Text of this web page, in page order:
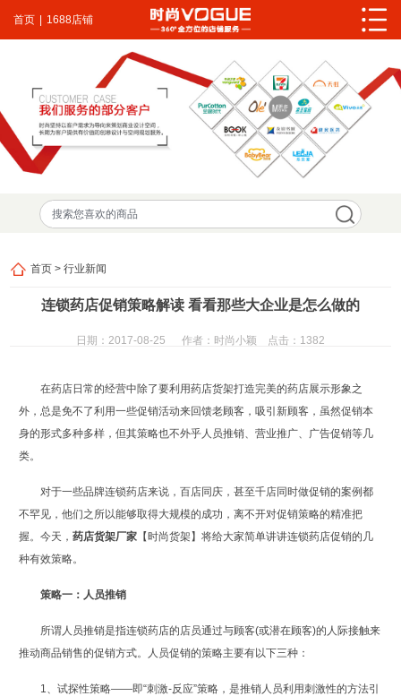
首页 1688店铺
首页 >行业新闻
连锁药店促销策略解读 看看那些大企业是怎么做的
日期：2017-08-25 作者：时尚小颖 点击： 1382
在药店日常的经营中除了要利用药店货架打造完美的药店展示形象之
外，总是免不了利用一些促销活动来回馈老顾客，吸引新顾客，虽然促销本
身的形式多种多样，但其策略也不外乎人员推销、营业推广、广告促销等几
类。
对于一些品牌连锁药店来说，百店同庆，甚至千店同时做促销的案例都
不罕见，他们之所以能够取得大规模的成功，离不开对促销策略的精准把
握。今天，药店货架厂家 【时尚货架】将给大家简单讲讲连锁药店促销的几
种有效策略。
策略一：人员推销
所谓人员推销是指连锁药店的店员通过与顾客(或潜在顾客)的人际接触来
推动商品销售的促销方式。人员促销的策略主要有以下三种：
1、试探性策略——即“刺激-反应”策略，是推销人员利用刺激性的方法引